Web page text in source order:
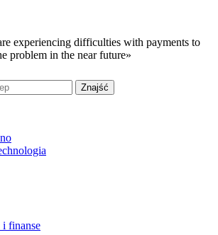
experiencing difficulties with payments to
problem in the near future»
Znajść
i finanse